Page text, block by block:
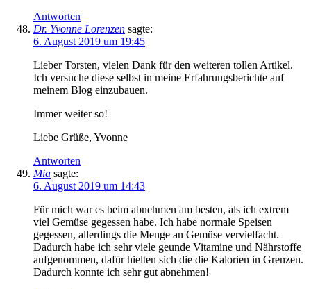
Antworten
Dr. Yvonne Lorenzen sagte:
6. August 2019 um 19:45
Lieber Torsten, vielen Dank für den weiteren tollen Artikel.
Ich versuche diese selbst in meine Erfahrungsberichte auf
meinem Blog einzubauen.
Immer weiter so!
Liebe Grüße, Yvonne
Antworten
Mia sagte:
6. August 2019 um 14:43
Für mich war es beim abnehmen am besten, als ich extrem
viel Gemüse gegessen habe. Ich habe normale Speisen
gegessen, allerdings die Menge an Gemüse vervielfacht.
Dadurch habe ich sehr viele geunde Vitamine und Nährstoffe
aufgenommen, dafür hielten sich die die Kalorien in Grenzen.
Dadurch konnte ich sehr gut abnehmen!